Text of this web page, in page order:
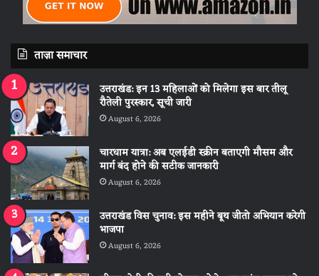
ताज़ा समाचार
उत्तराखंड: इन 13 महिलाओं को मिलेगा इस बार तीलू
रौतेली पुरस्कार, सूची जारी
August 6, 2026
चारधाम यात्रा: अब एलईडी स्क्रीन बताएगी मौसम और
मार्ग बंद होने की सटीक जानकारी
August 6, 2026
उत्तराखंड विस चुनाव: इस महीने बूथ जीतो अभियान करेगी
भाजपा
August 6, 2026